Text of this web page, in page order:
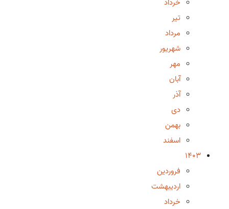
تیر
مرداد
شهریور
مهر
آبان
آذر
دی
بهمن
اسفند
1403
فروردین
اردیبهشت
خرداد